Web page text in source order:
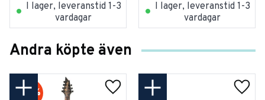
I lager, leveranstid 1-3
vardagar
I lager, leveranstid 1-3
vardagar
Andra köpte även
20 %